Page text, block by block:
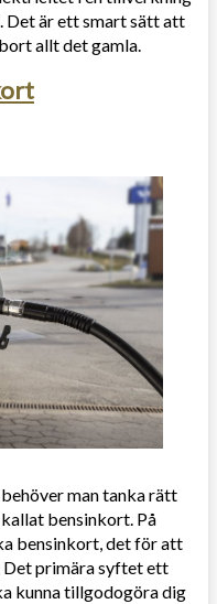
Det är ett smart sätt att
allt det gamla.
man tanka rätt
bensinkort. På
bensinkort, det för att
Det primära syftet ett
kunna tillgodogöra dig